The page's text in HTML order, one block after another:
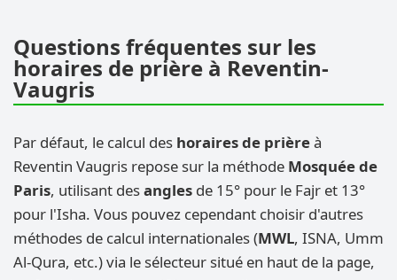
Questions fréquentes sur les
horaires de prière à Reventin-
Vaugris
Par défaut, le calcul des horaires de prièreà
Reventin Vaugris repose sur la méthode Mosquée de
Paris, utilisant desangles de 15° pour le Fajr et 13°
pour l'Isha. Vous pouvez cependant choisir d'autres
méthodes de calcul internationales (MWL, ISNA, Umm
Al-Qura, etc.) via le sélecteur situé en haut de la page,